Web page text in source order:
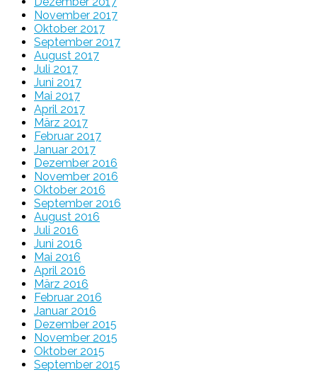
November 2017
Oktober 2017
September 2017
August 2017
Juli 2017
Juni 2017
Mai 2017
April 2017
März 2017
Februar 2017
Januar 2017
Dezember 2016
November 2016
Oktober 2016
September 2016
August 2016
Juli 2016
Juni 2016
Mai 2016
April 2016
März 2016
Februar 2016
Januar 2016
Dezember 2015
November 2015
Oktober 2015
September 2015